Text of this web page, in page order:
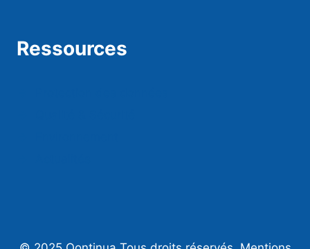
Ressources